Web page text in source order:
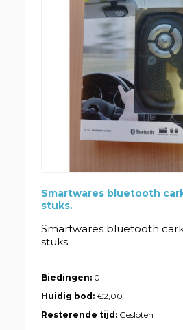
Smartwares bluetooth
stuks.
Smartwares bluetooth
stuks....
Biedingen: 0
Huidig bod:€2,00
Resterende tijd: Gesloten